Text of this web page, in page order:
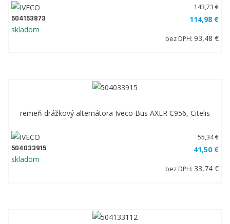
504153873
skladom
143,73 €
114,98 €
bez DPH: 93,48 €
remeň drážkový alternátora Iveco Bus AXER C956, Citelis
504033915
skladom
55,34 €
41,50 €
bez DPH: 33,74 €